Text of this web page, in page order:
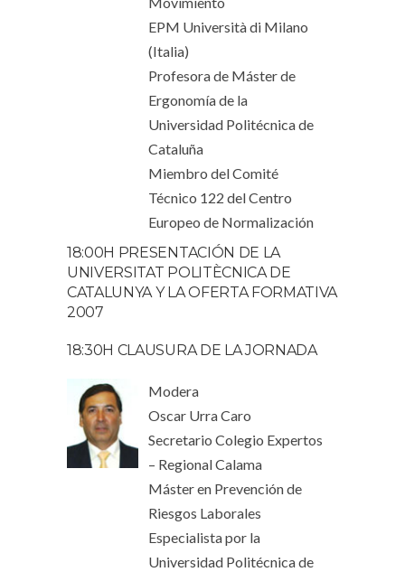
EPM Università di Milano
(Italia)
Profesora de Máster de
Ergonomía de la
Universidad Politécnica de
Cataluña
Miembro del Comité
Técnico 122 del Centro
Europeo de Normalización
18:00H PRESENTACIÓN DE LA
UNIVERSITAT POLITÈCNICA DE
CATALUNYA Y LA OFERTA FORMATIVA
2007
18:30H CLAUSURA DE LA JORNADA
Modera
Oscar Urra Caro
Secretario Colegio Expertos
– Regional Calama
Máster en Prevención de
Riesgos Laborales
Especialista por la
Universidad Politécnica de